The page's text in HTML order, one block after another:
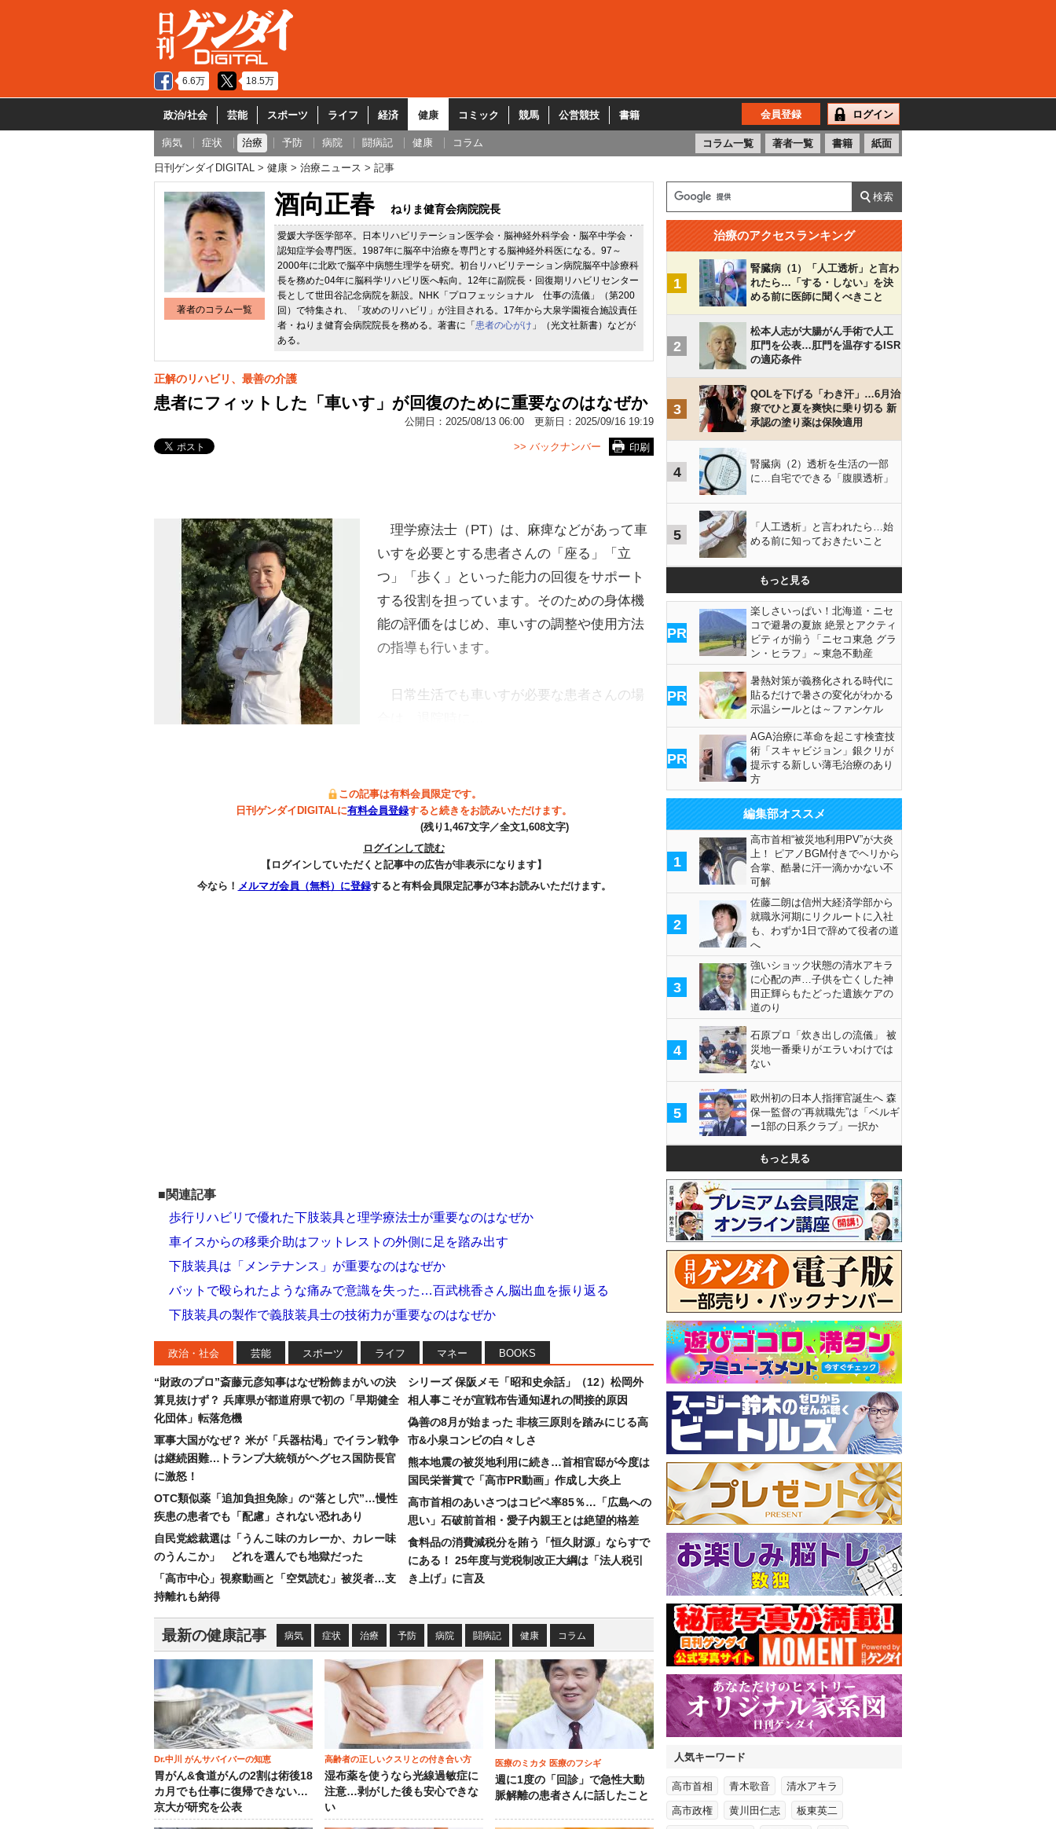
6.6万 18.5万
政治/社会 芸能 スポーツ ライフ 経済 健康 コミック 競馬 公営競技 書籍 会員登録 ログイン
病気 症状 治療 予防 病院 闘病記 健康 コラム コラム一覧 著者一覧 書籍 紙面
日刊ゲンダイDIGITAL 健康 治療ニュース 記事
著者のコラム一覧
酒向正春 ねりま健育会病院院長
愛媛大学医学部卒。日本リハビリテーション医学会・脳神経外科学会・脳卒中学会・
認知症学会専門医。1987年に脳卒中治療を専門とする脳神経外科医になる。97～
2000年に北欧で脳卒中病態生理学を研究。初台リハビリテーション病院脳卒中診療科
長を務めた04年に脳科学リハビリ医へ転向。12年に副院長・回復期リハビリセンター
長として世田谷記念病院を新設。NHK「プロフェッショナル 仕事の流儀」（第200
回）で特集され、「攻めのリハビリ」が注目される。17年から大泉学園複合施設責任
者・ねりま健育会病院院長を務める。著書に「 患者の心がけ 」（光文社新書）などが
ある。
正解のリハビリ、最善の介護
患者にフィットした「車いす」が回復のために重要なのはなぜか
公開日： 2025/08/13 06:00 更新日： 2025/09/16 19:19
印刷
>> バックナンバー
理学療法士（PT）は、麻痺などがあって車
いすを必要とする患者さんの「座る」「立
つ」「歩く」といった能力の回復をサポート
する役割を担っています。そのための身体機
能の評価をはじめ、車いすの調整や使用方法
の指導も行います。
日常生活でも車いすが必要な患者さんの場
この記事は有料会員限定です。
日刊ゲンダイDIGITALに有料会員登録すると続きをお読みいただけます。
(残り1,467文字／全文1,608文字)
ログインして読む
【ログインしていただくと記事中の広告が非表示になります】
今なら！ メルマガ会員（無料）に登録すると有料会員限定記事が3本お読みいただけます。
■関連記事
歩行リハビリで優れた下肢装具と理学療法士が重要なのはなぜか
車イスからの移乗介助はフットレストの外側に足を踏み出す
下肢装具は「メンテナンス」が重要なのはなぜか
バットで殴られたような痛みで意識を失った…百武桃香さん脳出血を振り返る
下肢装具の製作で義肢装具士の技術力が重要なのはなぜか
政治・社会 芸能 スポーツ ライフ マネー BOOKS
“財政のプロ”斎藤元彦知事はなぜ粉飾まがいの決
算見抜けず？ 兵庫県が都道府県で初の「早期健全
化団体」転落危機
軍事大国がなぜ？ 米が「兵器枯渇」でイラン戦争
は継続困難…トランプ大統領がヘグセス国防長官
に激怒！
OTC類似薬「追加負担免除」の“落とし穴”…慢性
疾患の患者でも「配慮」されない恐れあり
自民党総裁選は「うんこ味のカレーか、カレー味
のうんこか」 どれを選んでも地獄だった
「高市中心」視察動画と「空気読む」被災者…支
持離れも納得
シリーズ 保阪メモ「昭和史余話」（12）松岡外
相人事こそが宣戦布告通知遅れの間接的原因
偽善の8月が始まった 非核三原則を踏みにじる高
市&小泉コンビの白々しさ
熊本地震の被災地利用に続き…首相官邸が今度は
国民栄誉賞で「高市PR動画」作成し大炎上
高市首相のあいさつはコピペ率85％…「広島への
思い」石破前首相・愛子内親王とは絶望的格差
食料品の消費減税分を賄う「恒久財源」ならすで
にある！ 25年度与党税制改正大綱は「法人税引
き上げ」に言及
最新の健康記事 病気 症状 治療 予防 病院 闘病記 健康 コラム
Dr.中川 がんサバイバーの知恵
胃がん&食道がんの2割は術後18
カ月でも仕事に復帰できない…
京大が研究を公表
高齢者の正しいクスリとの付き合い方
湿布薬を使うなら光線過敏症に
注意…剥がした後も安心できな
い
医療のミカタ 医療のフシギ
週に1度の「回診」で急性大動
脈解離の患者さんに話したこと
治療のアクセスランキング
1
腎臓病（1）「人工透析」と言わ
れたら…「する・しない」を決
める前に医師に聞くべきこと
2
松本人志が大腸がん手術で人工
肛門を公表…肛門を温存するISR
の適応条件
3
QOLを下げる「わき汗」…6月治
療でひと夏を爽快に乗り切る 新
承認の塗り薬は保険適用
4
腎臓病（2）透析を生活の一部
に…自宅でできる「腹膜透析」
5
「人工透析」と言われたら…始
める前に知っておきたいこと
もっと見る
PR
楽しさいっぱい！北海道・ニセ
コで避暑の夏旅 絶景とアクティ
ビティが揃う「ニセコ東急 グラ
ン・ヒラフ」～東急不動産
PR
暑熱対策が義務化される時代に
貼るだけで暑さの変化がわかる
示温シールとは～ファンケル
PR
AGA治療に革命を起こす検査技
術「スキャビジョン」銀クリが
提示する新しい薄毛治療のあり
方
編集部オススメ
1
高市首相“被災地利用PV”が大炎
上！ ピアノBGM付きでヘリから
合掌、酷暑に汗一滴かかない不
可解
2
佐藤二朗は信州大経済学部から
就職氷河期にリクルートに入社
も、わずか1日で辞めて役者の道
へ
3
強いショック状態の清水アキラ
に心配の声…子供を亡くした神
田正輝らもたどった遺族ケアの
道のり
4
石原プロ「炊き出しの流儀」 被
災地一番乗りがエラいわけでは
ない
5
欧州初の日本人指揮官誕生へ 森
保一監督の“再就職先”は「ベルギ
ー1部の日系クラブ」一択か
もっと見る
人気キーワード
高市首相 青木歌音 清水アキラ
高市政権 黄川田仁志 板東英二